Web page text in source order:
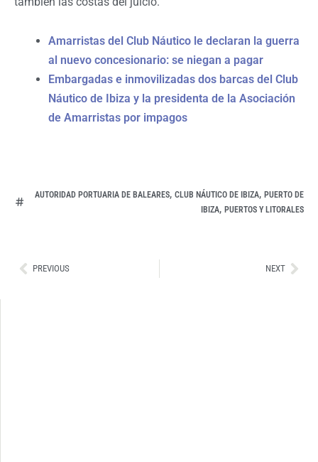
Amarristas del Club Náutico le declaran la guerra
al nuevo concesionario: se niegan a pagar
Embargadas e inmovilizadas dos barcas del Club
Náutico de Ibiza y la presidenta de la Asociación
de Amarristas por impagos
AUTORIDAD PORTUARIA DE BALEARES, CLUB NÁUTICO DE IBIZA, PUERTO DE
IBIZA, PUERTOS Y LITORALES
AntPREVIOUS NEXT